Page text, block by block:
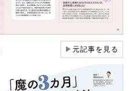
▶元記事を見る